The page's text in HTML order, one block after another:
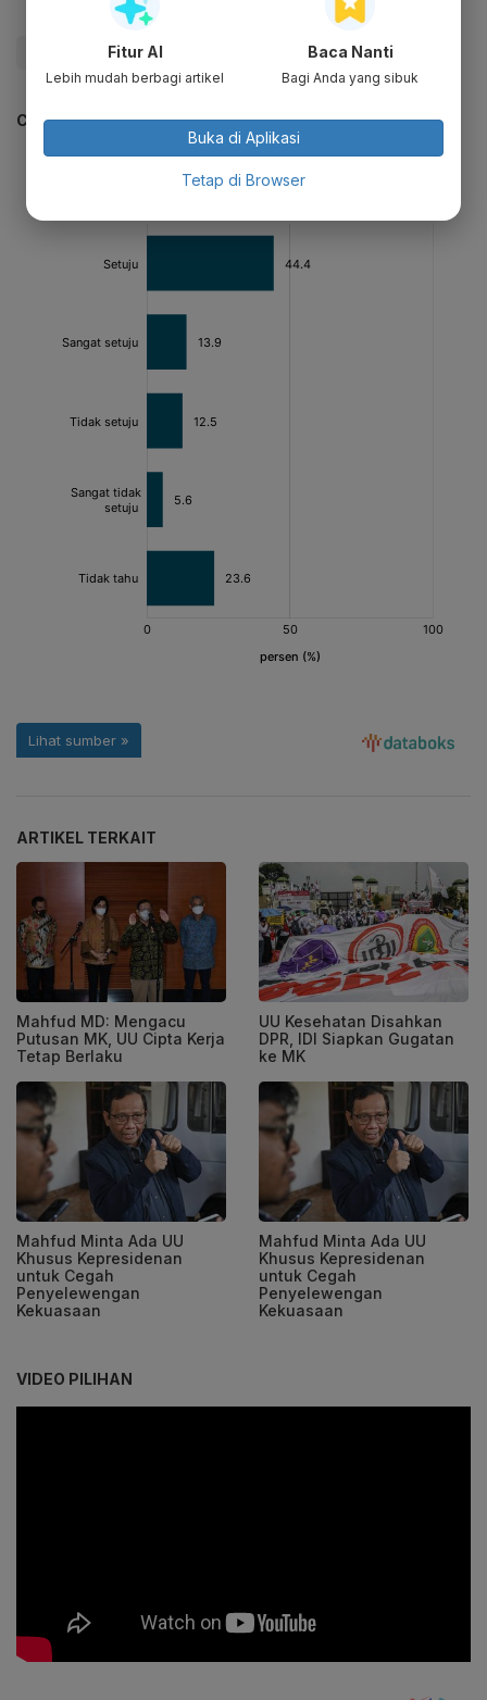
#UU Kesehatan #kemenkopolhukam #Update Me
CEK JUGA DATA INI
ARTIKEL TERKAIT
Mahfud MD: Mengacu
Putusan MK, UU Cipta Kerja
Tetap Berlaku
UU Kesehatan Disahkan
DPR, IDI Siapkan Gugatan
ke MK
Mahfud Minta Ada UU
Khusus Kepresidenan
untuk Cegah
Penyelewengan
Kekuasaan
Mahfud Minta Ada UU
Khusus Kepresidenan
untuk Cegah
Penyelewengan
Kekuasaan
VIDEO PILIHAN
Fitur AI
Lebih mudah berbagi artikel
Baca Nanti
Bagi Anda yang sibuk
Buka di Aplikasi
Tetap di Browser